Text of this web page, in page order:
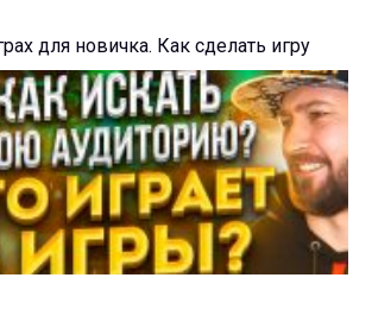
для новичка. Как сделать игру